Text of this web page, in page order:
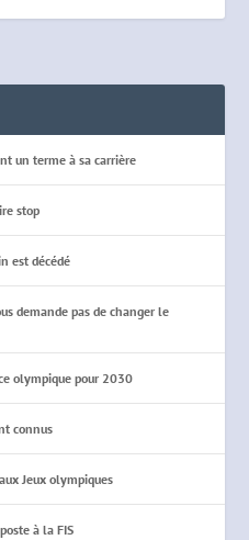
un terme à sa carrière
stop
est décédé
demande pas de changer le
olympique pour 2030
connus
Jeux olympiques
à la FIS